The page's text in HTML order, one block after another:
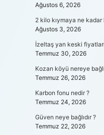
Ağustos 6, 2026
2 kilo kıymaya ne
Ağustos 3, 2026
İzeltaş yan keski
Temmuz 30, 2026
Kozan köyü nereye
Temmuz 26, 2026
Karbon fonu nedir ?
Temmuz 24, 2026
Güven neye bağlıdır ?
Temmuz 22, 2026